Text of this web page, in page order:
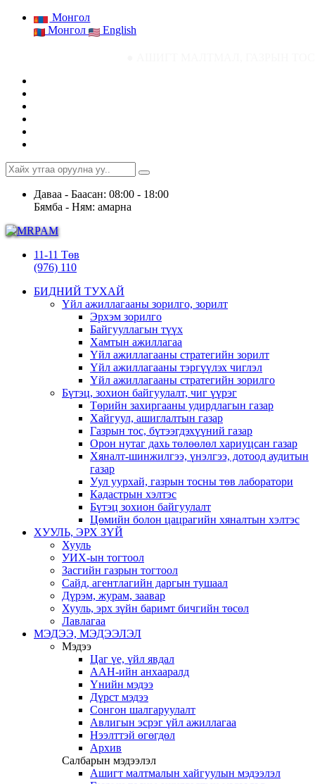
Монгол
Монгол
English
Даваа - Баасан: 08:00 - 18:00
Бямба - Ням: амарна
11-11 Төв
(976) 110
БИДНИЙ ТУХАЙ
Үйл ажиллагааны зорилго, зорилт
Эрхэм зорилго
Байгууллагын түүх
Хамтын ажиллагаа
Үйл ажиллагааны стратегийн зорилт
Үйл ажиллагааны тэргүүлэх чиглэл
Үйл ажиллагааны стратегийн зорилго
Бүтэц, зохион байгуулалт, чиг үүрэг
Төрийн захиргааны удирдлагын газар
Хайгуул, ашиглалтын газар
Газрын тос, бүтээгдэхүүний газар
Орон нутаг дахь төлөөлөл хариуцсан газар
Хяналт-шинжилгээ, үнэлгээ, дотоод аудитын
газар
Уул уурхай, газрын тосны төв лаборатори
Кадастрын хэлтэс
Бүтэц зохион байгуулалт
Цөмийн болон цацрагийн хяналтын хэлтэс
ХУУЛЬ, ЭРХ ЗҮЙ
Хууль
УИХ-ын тогтоол
Засгийн газрын тогтоол
Сайд, агентлагийн даргын тушаал
Дүрэм, журам, заавар
Хууль, эрх зүйн баримт бичгийн төсөл
Лавлагаа
МЭДЭЭ, МЭДЭЭЛЭЛ
Мэдээ
Цаг үе, үйл явдал
ААН-ийн анхааралд
Үнийн мэдээ
Дүрст мэдээ
Сонгон шалгаруулалт
Авлигын эсрэг үйл ажиллагаа
Нээлттэй өгөгдөл
Архив
Салбарын мэдээлэл
Ашигт малтмалын хайгуулын мэдээлэл